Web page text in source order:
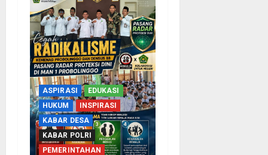
ASPIRASI
EDUKASI
HUKUM
INSPIRASI
KABAR DESA
KABAR POLRI
PEMERINTAHAN